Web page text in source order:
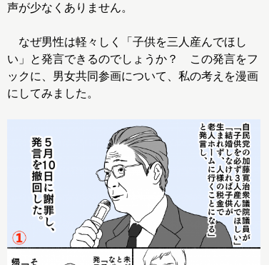
声が少なくありません。
なぜ男性は軽々しく「子供を三人産んでほし
い」と発言できるのでしょうか？ この発言をフ
ックに、男女共同参画について、私の考えを漫画
にしてみました。